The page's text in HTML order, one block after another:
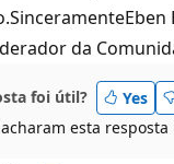
da
foi útil? Yes
esta